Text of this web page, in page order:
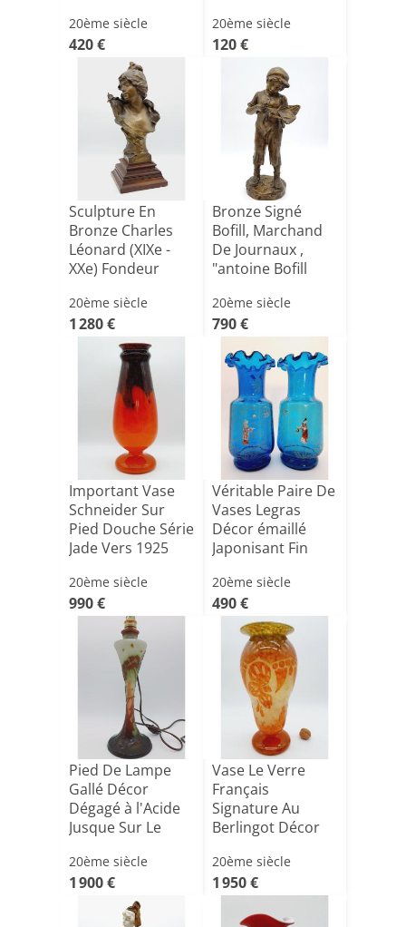
20ème siècle
420 €
20ème siècle
120 €
Sculpture En
Bronze Charles
Léonard (XIXe -
XXe) Fondeur
20ème siècle
1 280 €
Bronze Signé
Bofill, Marchand
De Journaux ,
"antoine Bofill
20ème siècle
790 €
Important Vase
Schneider Sur
Pied Douche Série
Jade Vers 1925
20ème siècle
990 €
Véritable Paire De
Vases Legras
Décor émaillé
Japonisant Fin
20ème siècle
490 €
Pied De Lampe
Gallé Décor
Dégagé à l'Acide
Jusque Sur Le
20ème siècle
1 900 €
Vase Le Verre
Français
Signature Au
Berlingot Décor
20ème siècle
1 950 €